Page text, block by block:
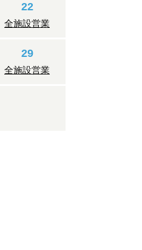
22
全施設営業
29
全施設営業